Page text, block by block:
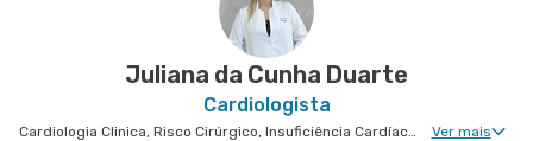
Juliana da Cunha Duarte
Cardiologista
Cardiologia Clinica, Risco Cirúrgico, Insuficiência Cardíaca e Transplante, Hipertensão Arterial Refratária, Tratamento de Insuficiência Cardíaca Ver mais